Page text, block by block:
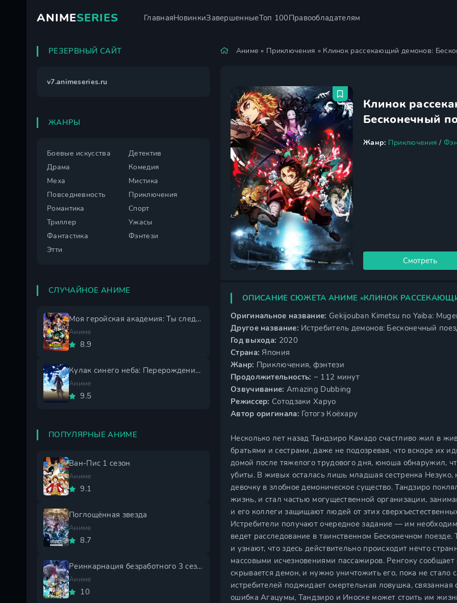
ANIMESERIES ГлавнаяНовинкиЗавершенныеТоп 100Правообладателям
Аниме » Приключения » Клинок рассекающий демонов:
Клинок
Бесконечный
Жанр: Приключения /
Смотреть
ОПИСАНИЕ СЮЖЕТА АНИМЕ «КЛИНОК
Оригинальное название: Gekijouban Kimetsu no Yaiba:
Другое название: Истребитель демонов: Бесконечный
Год выхода: 2020
Страна: Япония
Жанр: Приключения, фэнтези
Продолжительность: ~ 112 минут
Озвучивание: Amazing Dubbing
Режиссер: Сотодзаки Харуо
Автор оригинала: Готогэ Коёхару
Несколько лет назад Тандзиро Камадо счастливо жил в
братьями и сестрами, даже не подозревая, что вскоре их
домой после тяжелого трудового дня, юноша обнаружил,
убиты. В живых осталась лишь младшая сестренка
девочку в злобное демоническое существо. Тандзиро
жизнь, и стал частью могущественной организации,
и его коллеги защищают людей от этих
Истребители получают очередное задание — им
ведет расследование в таинственном Бесконечном
и узнают, что здесь действительно происходит нечто
массовыми исчезновениями пассажиров. Ренгоку
скрывается демон, и нужно уничтожить его, пока не стало
истребителей поджидает смертельная ловушка,
ошибка Агацумы, Тандзиро и Иноске может стоить им
РЕЗЕРВНЫЙ САЙТ
v7.animeseries.ru
ЖАНРЫ
Боевые искусства
Детектив
Драма
Комедия
Меха
Мистика
Повседневность
Приключения
Романтика
Спорт
Триллер
Ужасы
Фантастика
Фэнтези
Этти
СЛУЧАЙНОЕ АНИМЕ
Моя геройская академия: Ты следующий
Аниме
8.9
Кулак синего неба: Перерождение 2 сезон
Аниме
9.5
ПОПУЛЯРНЫЕ АНИМЕ
Ван-Пис 1 сезон
Аниме
9.1
Поглощённая звезда
Аниме
8.7
Реинкарнация безработного 3 сезон
Аниме
10